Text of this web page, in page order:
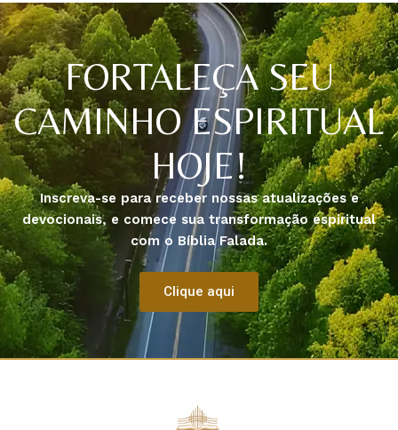
FORTALEÇA SEU
CAMINHO ESPIRITUAL
HOJE!
Inscreva-se para receber nossas atualizações e
devocionais, e comece sua transformação espiritual
com o Bíblia Falada.
Clique aqui